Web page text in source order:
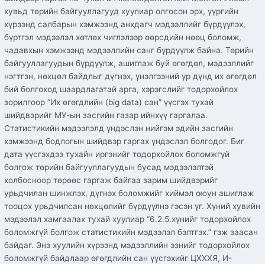
хувьд төрийн байгууллагууд хуулиар олгосон эрх, үүргийн
хүрээнд салбарын хэмжээнд анхдагч мэдээллийг бүрдүүлэх,
бүртгэл мэдээлэл хөтлөх чиглэлээр өөрсдийн нөөц боломж,
чадавхын хэмжээнд мэдээллийн санг бүрдүүлж байна. Төрийн
байгууллагуудын бүрдүүлж, ашиглаж буй өгөгдөл, мэдээллийг
нэгтгэн, нөхцөл байдлыг дүгнэх, үнэлгээний үр дүнд их өгөгдөл
бий болгоход шаардлагатай арга, хэрэгслийг тодорхойлох
зорилгоор “Их өгөгдлийн (big data) сан” үүсгэх тухай
шийдвэрийг МУ-ын засгийн газар ийнхүү гаргалаа.
Статистикийн мэдээлэлд үндэслэн нийгэм эдийн засгийн
хэмжээнд бодлогын шийдвэр гаргах үндэслэл болгодог. Биг
дата үүсгэхдээ тухайн иргэнийг тодорхойлох боломжгүй
болгож төрийн байгууллагуудын бусад мэдээлэлтэй
холбосноор төрөөс гаргаж байгаа зарим шийдвэрийг
урьдчилан шинжлэх, дүгнэх боломжийг хиймэл оюун ашиглаж
тооцох урьдчилсан нөхцөлийг бүрдүүлнэ гэсэн үг. Хүний хувийн
мэдээлэл хамгаалах тухай хуулиар “6.2.5.хүнийг тодорхойлох
боломжгүй болгож статистикийн мэдээлэл бэлтгэх.” гэж заасан
байдаг. Энэ хуулийн хүрээнд мэдээллийн эзнийг тодорхойлох
боломжгүй байдлаар өгөгдлийн сан үүсгэхийг ЦХХХЯ, И-